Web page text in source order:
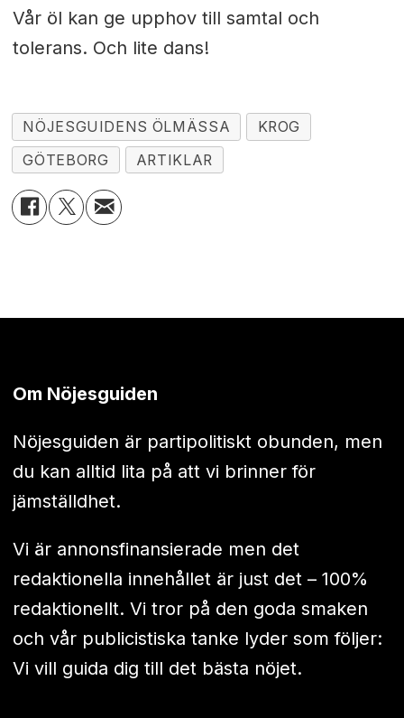
Vår öl kan ge upphov till samtal och
tolerans. Och lite dans!
NÖJESGUIDENS ÖLMÄSSA
KROG
GÖTEBORG
ARTIKLAR
Om Nöjesguiden
Nöjesguiden är partipolitiskt obunden, men
du kan alltid lita på att vi brinner för
jämställdhet.
Vi är annonsfinansierade men det
redaktionella innehållet är just det – 100%
redaktionellt. Vi tror på den goda smaken
och vår publicistiska tanke lyder som följer:
Vi vill guida dig till det bästa nöjet.